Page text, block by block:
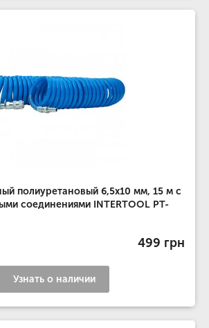
полиуретановый 6,5х10 мм, 15 м с
соединениями INTERTOOL PT-
499 грн
Узнать о наличии